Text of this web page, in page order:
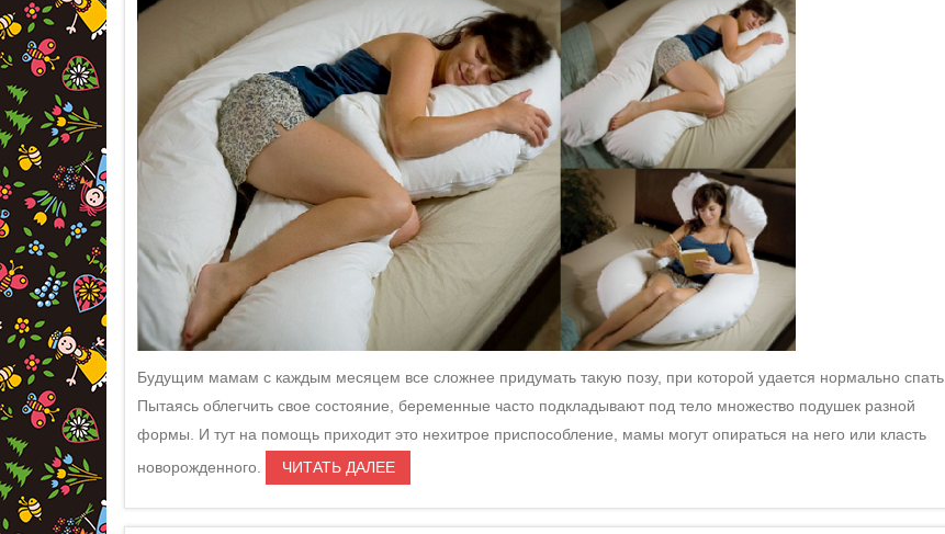
Будущим мамам с каждым месяцем все сложнее придумать такую позу, при которой удается нормально спать.
Пытаясь облегчить свое состояние, беременные часто подкладывают под тело множество подушек разной
формы. И тут на помощь приходит это нехитрое приспособление, мамы могут опираться на него или класть
новорожденного.
ЧИТАТЬ ДАЛЕЕ